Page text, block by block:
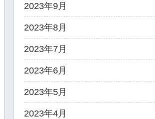
2023年9月
2023年8月
2023年7月
2023年6月
2023年5月
2023年4月